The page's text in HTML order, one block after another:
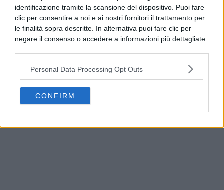
identificazione tramite la scansione del dispositivo. Puoi fare
clic per consentire a noi e ai nostri fornitori il trattamento per
le finalità sopra descritte. In alternativa puoi fare clic per
negare il consenso o accedere a informazioni più dettagliate
possono non richiedere il tuo consenso, ma hai il diritto di
opporti a tale trattamento. Le tue preferenze si
preferenze in qualsiasi momento ritornando su questo sito o
consultando la nostrainformativa sulla riservatezza.
Personal Data Processing Opt Outs
CONFIRM
America’s Cup, Casamicciola espone le prime